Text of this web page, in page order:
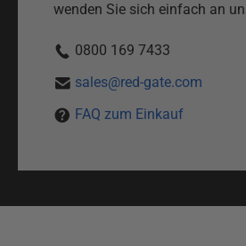
wenden Sie sich einfach an
0800 169 7433
sales@red-gate.com
FAQ zum Einkauf